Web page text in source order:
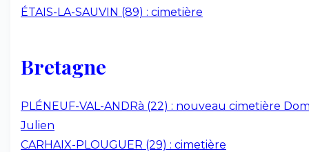
ÉTAIS-LA-SAUVIN (89) : cimetière
Bretagne
PLÉNEUF-VAL-ANDRà (22) : nouveau cimetière
Julien
CARHAIX-PLOUGUER (29) : cimetière